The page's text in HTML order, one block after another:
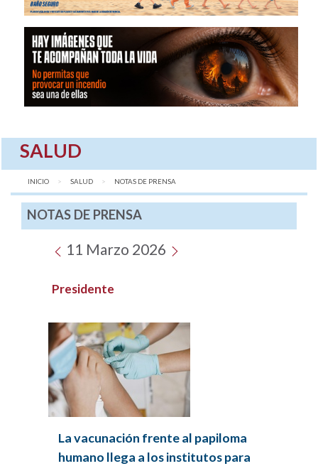
SALUD
INICIO SALUD AQUÍ:
NOTAS DE PRENSA
NOTAS DE PRENSA
11 Marzo 2026
Presidente
La vacunación frente al papiloma
humano llega a los institutos para